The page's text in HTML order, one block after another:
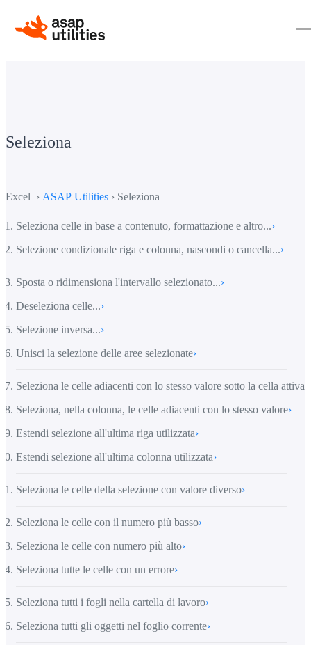
Seleziona
Excel › ASAP Utilities › Seleziona
Seleziona celle in base a contenuto, formattazione e altro...›
Selezione condizionale riga e colonna, nascondi o cancella...›
Sposta o ridimensiona l'intervallo selezionato...›
Deseleziona celle...›
Selezione inversa...›
Unisci la selezione delle aree selezionate›
Seleziona le celle adiacenti con lo stesso valore sotto la cella attiva
Seleziona, nella colonna, le celle adiacenti con lo stesso valore›
Estendi selezione all'ultima riga utilizzata›
Estendi selezione all'ultima colonna utilizzata›
Seleziona le celle della selezione con valore diverso›
Seleziona le celle con il numero più basso›
Seleziona le celle con numero più alto›
Seleziona tutte le celle con un errore›
Seleziona tutti i fogli nella cartella di lavoro›
Seleziona tutti gli oggetti nel foglio corrente›